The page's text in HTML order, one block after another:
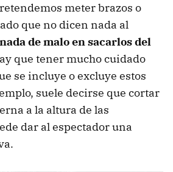
meter brazos o
que no dicen nada al
de malo en sacarlos del
que tener mucho cuidado
se incluye o excluye estos
suele decirse que cortar
a la altura de las
dar al espectador una